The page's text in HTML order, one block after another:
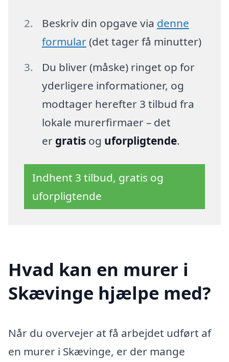
Beskriv din opgave via denne
formular(det tager få minutter)
Du bliver (måske) ringet op for
yderligere informationer, og
modtager herefter 3 tilbud fra
lokale murerfirmaer – det
er gratisog uforpligtende.
Indhent 3 tilbud, gratis og
uforpligtende
Hvad kan en murer i
Skævinge hjælpe med?
Når du overvejer at få arbejdet udført af
en murer i Skævinge, er der mange